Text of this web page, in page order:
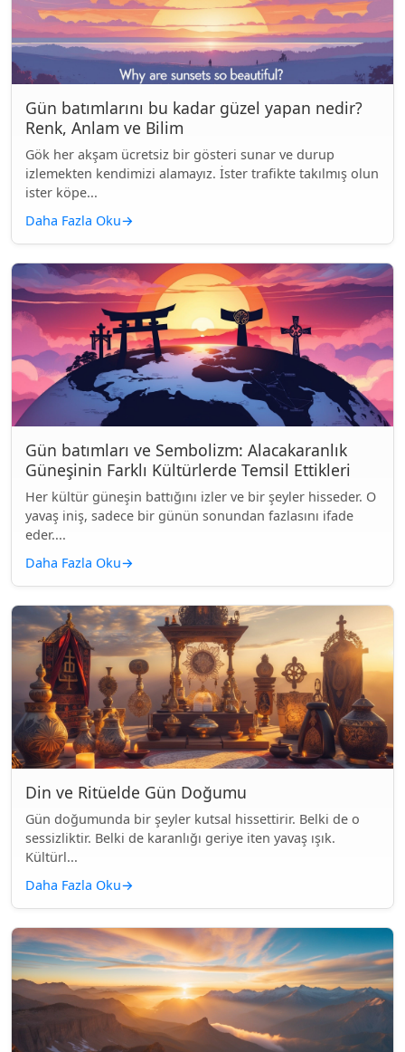
Gün batımlarını bu kadar güzel yapan nedir?
Renk, Anlam ve Bilim
Gök her akşam ücretsiz bir gösteri sunar ve durup
izlemekten kendimizi alamayız. İster trafikte takılmış olun
ister köpe...
Daha Fazla Oku→
Gün batımları ve Sembolizm: Alacakaranlık
Güneşinin Farklı Kültürlerde Temsil Ettikleri
Her kültür güneşin battığını izler ve bir şeyler hisseder. O
yavaş iniş, sadece bir günün sonundan fazlasını ifade
eder....
Daha Fazla Oku→
Din ve Ritüelde Gün Doğumu
Gün doğumunda bir şeyler kutsal hissettirir. Belki de o
sessizliktir. Belki de karanlığı geriye iten yavaş ışık.
Kültürl...
Daha Fazla Oku→